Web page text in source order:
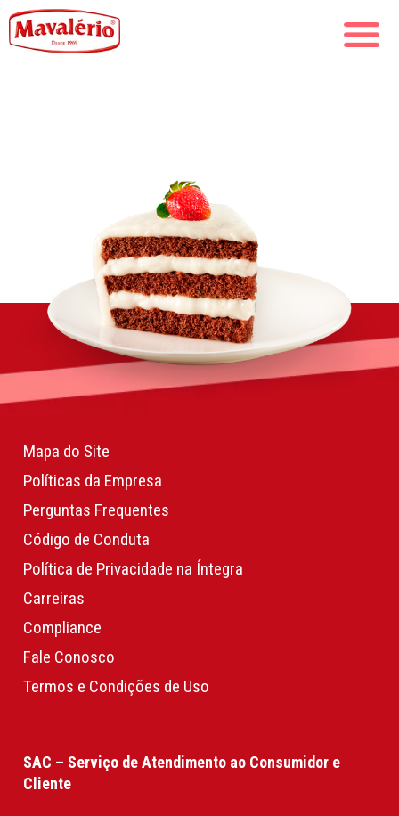
Mapa do Site
Políticas da Empresa
Perguntas Frequentes
Código de Conduta
Política de Privacidade na Íntegra
Carreiras
Compliance
Fale Conosco
Termos e Condições de Uso
SAC – Serviço de Atendimento ao Consumidor e
Cliente